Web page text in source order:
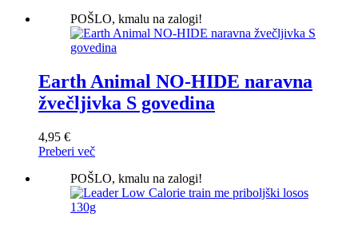
POŠLO, kmalu na zalogi!
Earth Animal NO-HIDE naravna
žvečljivka S govedina
4,95 €
Preberi več
POŠLO, kmalu na zalogi!